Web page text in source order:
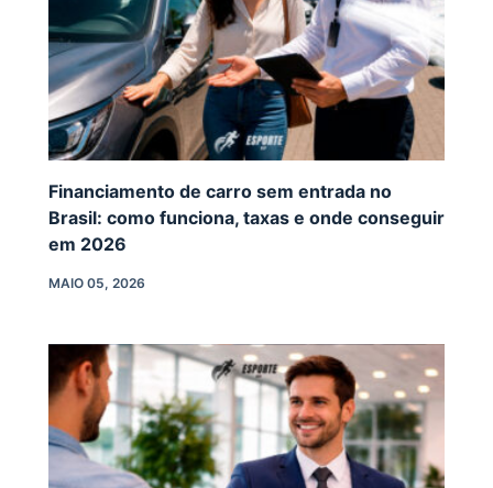
Financiamento de carro sem entrada no
Brasil: como funciona, taxas e onde conseguir
em 2026
MAIO 05, 2026